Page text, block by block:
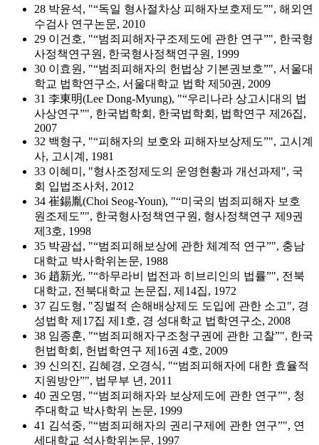
28 박윤석, "“독일 형사절차상 피해자보호제도”", 해외연
수검사 연구논문, 2010
29 이건호, "“범죄피해자구조제도에 관한 연구”", 한국형
사정책연구원, 한국형사정책연구원, 1999
30 이효원, "“범죄피해자의 헌법상 기본권보호”", 서울대
학교 법학연구소, 서울대학교 법학 제50권, 2009
31 李東明(Lee Dong-Myung), "“우리나라 상고시대의 법
사상연구”", 한국법학회, 한국법학회, 법학연구 제26집,
2007
32 백형구, "“피해자의 보호와 피해자보상제도”", 고시계
사, 고시계, 1981
33 이혜미, "형사조정제도의 운영현황과 개선과제", 국
회 입법조사처, 2012
34 崔錫胤(Choi Seog-Youn), "“미국의 범죄피해자 보호
원조제도”", 한국형사정책연구원, 형사정책연구 제9권
제3호, 1998
35 박광섭, "“범죄피해보상에 관한 체계적 연구”", 충남
대학교 박사학위논문, 1988
36 趙新光, "“하무라비 법전과 히브리인의 법률”", 전북
대학교, 전북대학교 논문집, 제14집, 1972
37 김도형, "징벌적 손해배상제도 도입에 관한 소고", 경
성법학 제17집 제1호, 경 성대학교 법학연구소, 2008
38 임종훈, "“범죄피해자구조청구권에 관한 고찰”", 한국
헌법학회, 헌법학연구 제16권 4호, 2009
39 신의진, 김혜경, 오경식, "“범죄피해자에 대한 효율적
지원방안”", 법무부 년, 2011
40 권오명, "“범죄피해자와 보상제도에 관한 연구”", 청
주대학교 박사학위 논문, 1999
41 김석중, "“범죄피해자의 권리구제에 관한 연구”", 연
세대학교 석사학위논문, 1997